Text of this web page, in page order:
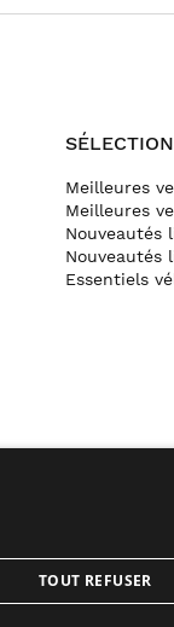
SÉLECTION
Meilleures
Meilleures
Nouveautés
Nouveautés
Essentiels
Des e-
les
TOUT REFUSER